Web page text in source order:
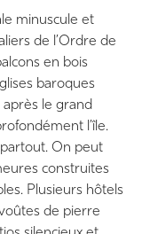
minuscule et
de l’Ordre de
en bois
baroques
après le grand
l’île.
On peut
construites
Plusieurs hôtels
de pierre